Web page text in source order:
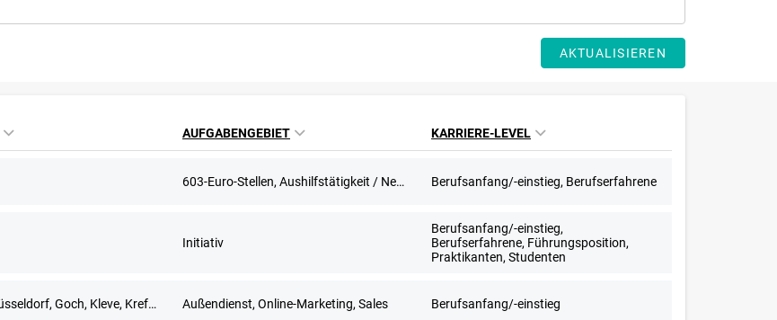
AKTUALISIEREN
AUFGABENGEBIET KARRIERE-LEVEL
603-Euro-Stellen, Aushilfstätigkeit / Nebenjob Berufsanfang/-einstieg, Berufserfahrene
Initiativ
Berufsanfang/-einstieg,
Berufserfahrene, Führungsposition,
Praktikanten, Studenten
Duisburg, Düsseldorf, Goch, Kleve, Krefeld, Meerbusch, Remscheid, Solingen, Wuppertal Außendienst, Online-Marketing, Sales Berufsanfang/-einstieg